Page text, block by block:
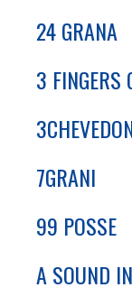
24 GRANA
3 FINGERS
7GRANI
99 POSSE
A SOUND